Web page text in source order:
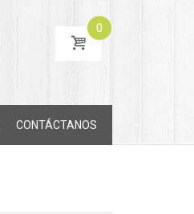
0
CONTÁCTANOS